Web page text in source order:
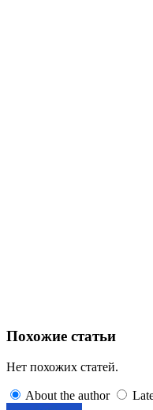
Похожие статьи
Нет похожих статей.
About the author